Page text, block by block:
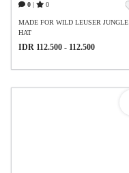
0 | 0
MADE FOR WILD LEUSER JUNGLE
HAT
IDR 112.500 - 112.500